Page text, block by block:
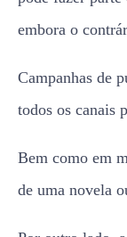
todos os canais
de uma novela
específicas,
acordo com a